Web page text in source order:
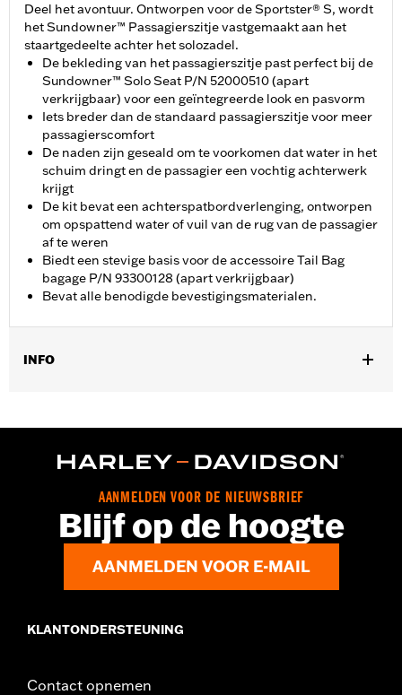
Deel het avontuur. Ontworpen voor de Sportster® S, wordt
het Sundowner™ Passagierszitje vastgemaakt aan het
staartgedeelte achter het solozadel.
De bekleding van het passagierszitje past perfect bij de
Sundowner™ Solo Seat P/N 52000510 (apart
verkrijgbaar) voor een geïntegreerde look en pasvorm
Iets breder dan de standaard passagierszitje voor meer
passagierscomfort
De naden zijn geseald om te voorkomen dat water in het
schuim dringt en de passagier een vochtig achterwerk
krijgt
De kit bevat een achterspatbordverlenging, ontworpen
om opspattend water of vuil van de rug van de passagier
af te weren
Biedt een stevige basis voor de accessoire Tail Bag
bagage P/N 93300128 (apart verkrijgbaar)
Bevat alle benodigde bevestigingsmaterialen.
INFO
passagiersvoetsteunen.
Installatie-instructies
Apart verkocht:Sundowner™ Solozadel P/N 52000510
Per stuk verkocht: Elk
Materiaal:Vinyl
Passagierszitje, achterspatbordverlenging,
AANMELDEN VOOR DE NIEUWSBRIEF
Blijf op de hoogte
AANMELDEN VOOR E-MAIL
KLANTONDERSTEUNING
Contact opnemen